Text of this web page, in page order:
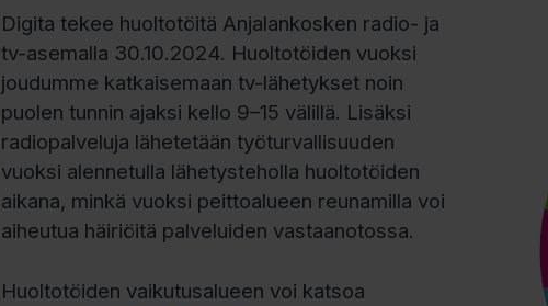
Digita tekee huoltotöitä Anjalankosken radio- ja
tv-asemalla 30.10.2024. Huoltotöiden vuoksi
joudumme katkaisemaan tv-lähetykset noin
puolen tunnin ajaksi kello 9–15 välillä. Lisäksi
radiopalveluja lähetetään työturvallisuuden
vuoksi alennetulla lähetysteholla huoltotöiden
aikana, minkä vuoksi peittoalueen reunamilla voi
aiheutua häiriöitä palveluiden vastaanotossa.
Huoltotöiden vaikutusalueen voi katsoa